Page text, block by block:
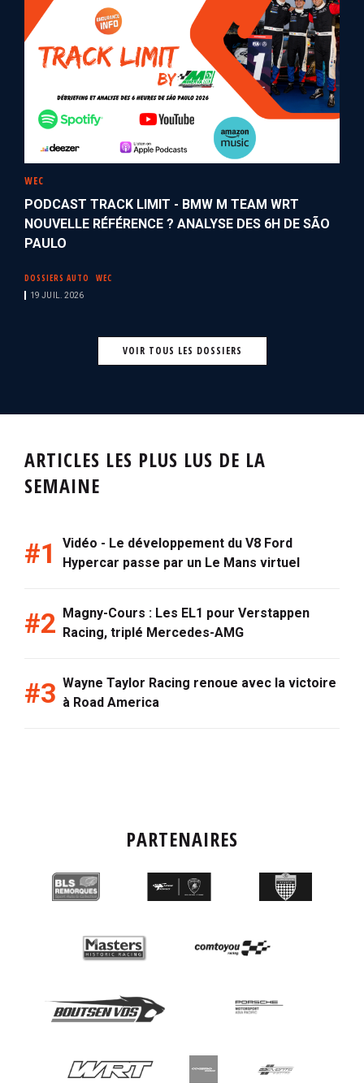
WEC
PODCAST TRACK LIMIT - BMW M TEAM WRT
NOUVELLE RÉFÉRENCE ? ANALYSE DES 6H DE SÃO
PAULO
DOSSIERS AUTO WEC
19 JUIL. 2026
VOIR TOUS LES DOSSIERS
ARTICLES LES PLUS LUS DE LA
SEMAINE
Vidéo - Le développement du V8 Ford
Hypercar passe par un Le Mans virtuel
Magny-Cours : Les EL1 pour Verstappen
Racing, triplé Mercedes-AMG
Wayne Taylor Racing renoue avec la victoire
à Road America
PARTENAIRES